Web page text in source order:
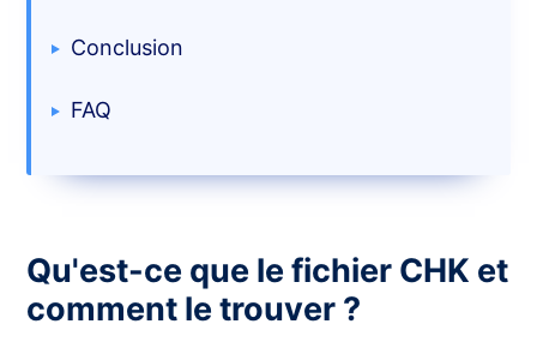
Utilisation de scripts Python
d'origine)
Conclusion
FAQ
Qu'est-ce que le fichier CHK et
comment le trouver ?